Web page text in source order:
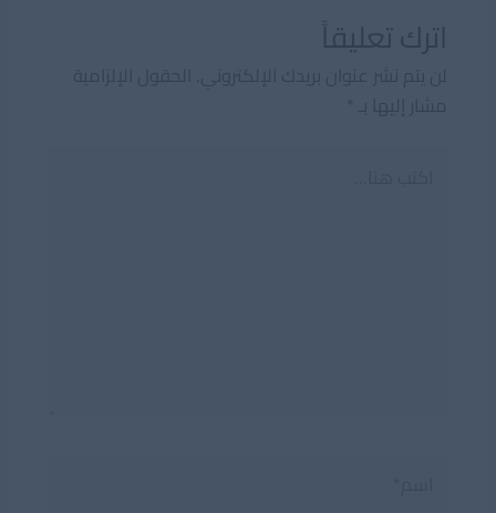
اترك تعليقاً